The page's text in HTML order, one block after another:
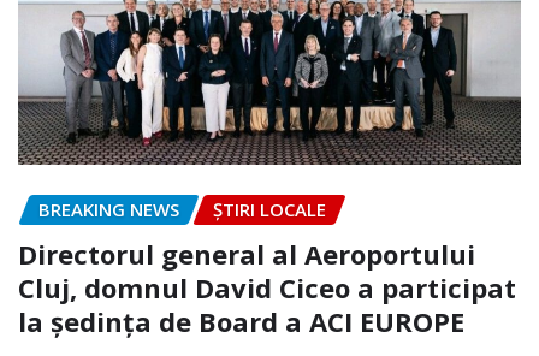
BREAKING NEWS ȘTIRI LOCALE
Directorul general al Aeroportului
Cluj, domnul David Ciceo a participat
la ședința de Board a ACI EUROPE